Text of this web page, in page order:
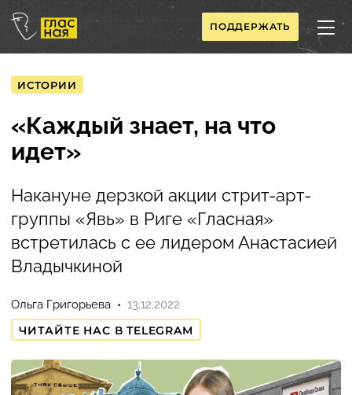
ПОДДЕРЖАТЬ
ИСТОРИИ
«Каждый знает, на что
идет»
Накануне дерзкой акции стрит-арт-
группы «Явь» в Риге «Гласная»
встретилась с ее лидером Анастасией
Владычкиной
Ольга Григорьева
13.12.2022
ЧИТАЙТЕ НАС В TELEGRAM